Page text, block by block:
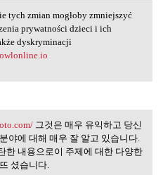
tych zmian
tych zmian mogłoby zmniejszyć
prywatności dzieci i ich
dyskryminacji
그것은 매우
그것은 매우 유익하고 당신
야에 대해 매우 잘 알고 있습니다.
한 내용으로이 주제에 대한 다양한
셨습니다.